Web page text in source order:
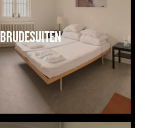
BRUDESUITEN